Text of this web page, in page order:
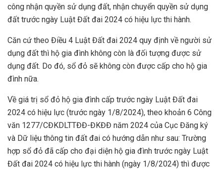
công nhận quyền sử dụng đất, nhận chuyển quyền sử dụng
đất trước ngày Luật Đất đai 2024 có hiệu lực thi hành.
Căn cứ theo Điều 4 Luật Đất đai 2024 quy định về người sử
dụng đất thì hộ gia đình không còn là đối tượng được sử
dụng đất. Do đó, sổ đỏ sẽ không còn được cấp cho hộ gia
đình nữa.
Về giá trị sổ đỏ hộ gia đình cấp trước ngày Luật Đất đai
2024 có hiệu lực (trước ngày 1/8/2024), theo khoản 6 Công
văn 1277/CĐKDLTTĐĐ-ĐKĐĐ năm 2024 của Cục Đăng ký
và Dữ liệu thông tin đất đai có hướng dẫn như sau: Trường
hợp sổ đỏ đã cấp cho đại diện hộ gia đình trước ngày Luật
Đất đai 2024 có hiệu lực thi hành (ngày 1/8/2024) thì được